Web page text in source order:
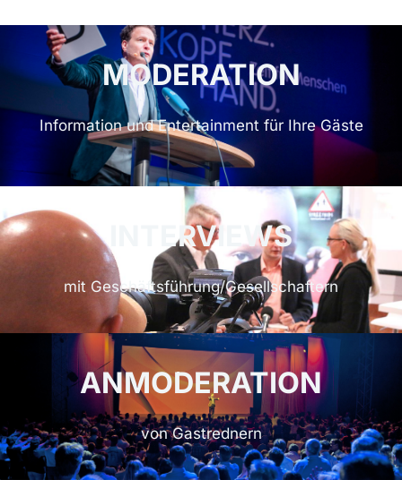
MODERATION
Information und Entertainment für Ihre Gäste
INTERVIEWS
mit Geschäftsführung/Gesellschaftern
ANMODERATION
von Gastrednern